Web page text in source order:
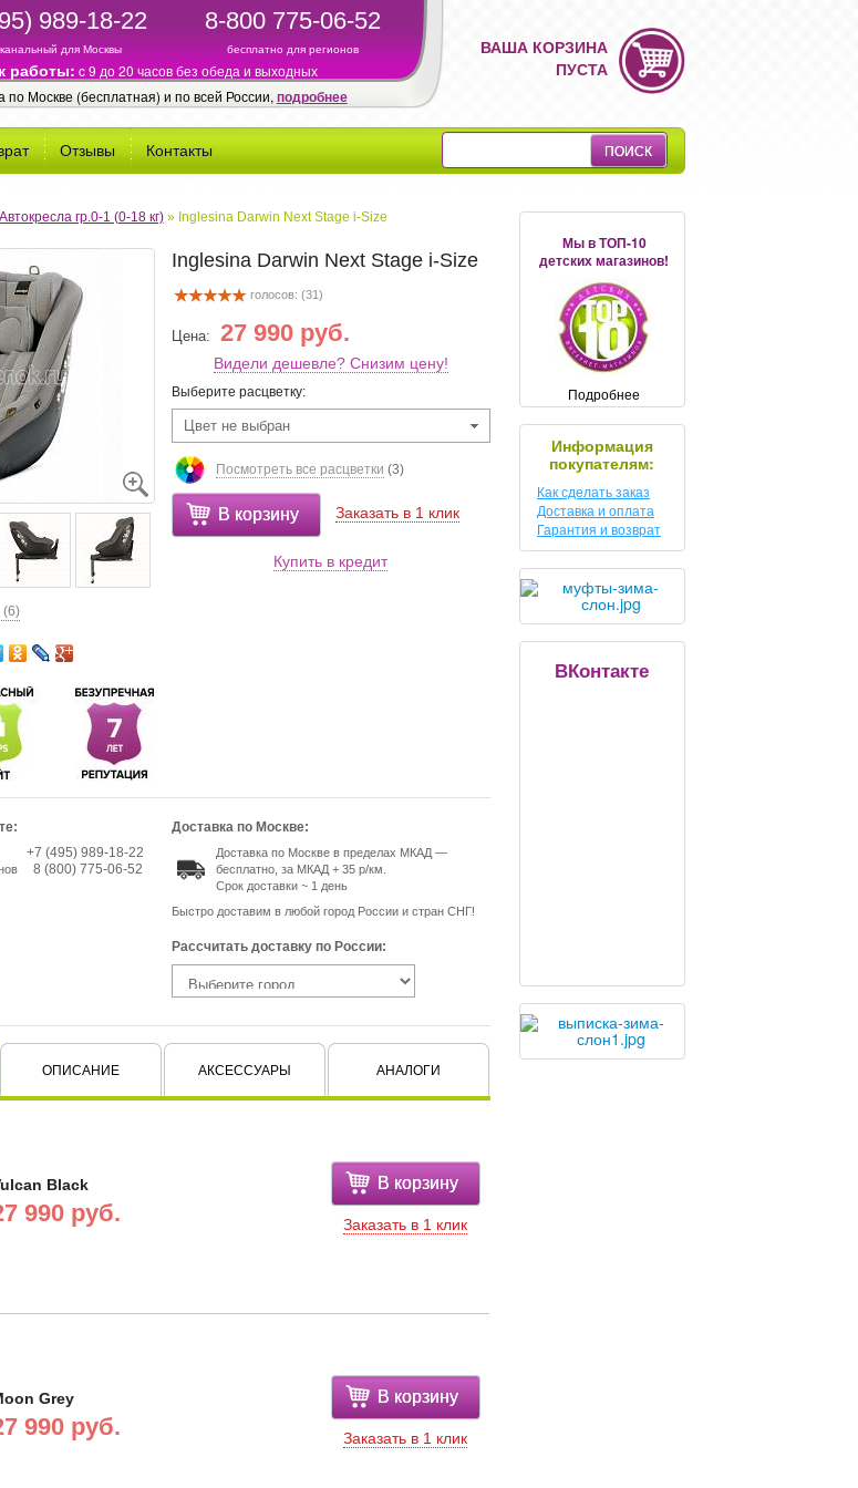
989-18-22
для Москвы
8-800 775-06-52
бесплатно для регионов
работы: c 9 до 20 часов без обеда и выходных
по Москве (бесплатная) и по всей России, подробнее
ВАША КОРЗИНА
ПУСТА
Отзывы Контакты
Автокресла гр.0-1 (0-18 кг)» Inglesina Darwin Next Stage i-Size
(6)
Inglesina Darwin Next Stage i-Size
голосов: (31)
Цена: 27 990 руб.
Видели дешевле? Снизим цену!
Выберите расцветку:
Цвет не выбран
Посмотреть все расцветки (3)
В корзину Заказать в 1 клик
Купить в кредит
+7 (495) 989-18-22
8 (800) 775-06-52
Доставка по Москве:
Доставка по Москве в пределах МКАД —
бесплатно, за МКАД + 35 р/км.
Срок доставки ~ 1 день
Быстро доставим в любой город России и стран СНГ!
Рассчитать доставку по России:
ОПИСАНИЕ АКСЕССУАРЫ АНАЛОГИ
Black
990 руб.
В корзину
Заказать в 1 клик
Grey
990 руб.
В корзину
Заказать в 1 клик
Мы в ТОП-10
детских магазинов!
Подробнее
Информация
покупателям:
Как сделать заказ
Доставка и оплата
Гарантия и возврат
ВКонтакте